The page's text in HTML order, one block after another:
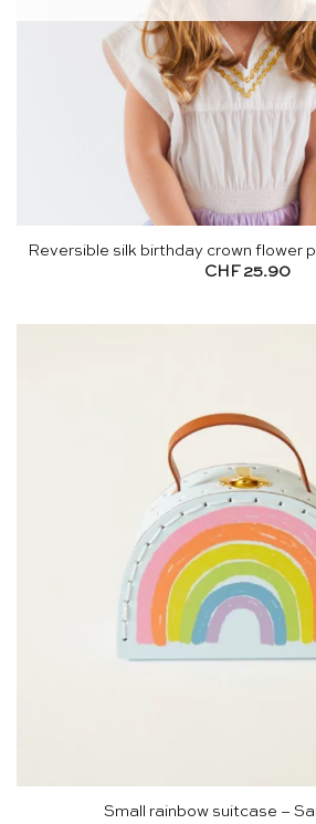
Reversible silk birthday crown flower
CHF 25.90
Small rainbow suitcase –